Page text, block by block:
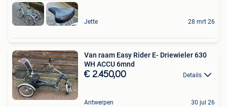
Jette 28 mrt 26
Van raam Easy Rider E- Driewieler 630
WH ACCU 6mnd
€ 2.450,00 Details
Antwerpen 30 jul 26